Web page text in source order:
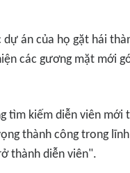
án của họ gặt hái
các gương mặt mới
tìm kiếm diễn viên mới
thành công trong
thành diễn viên".